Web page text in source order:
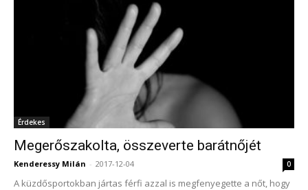
Érdekes
Megerőszakolta, összeverte barátnőjét
Kenderessy Milán - 2017-12-04 0
A küzdősportokban jártas férfi azzal is megfenyegette a nőt, hogy